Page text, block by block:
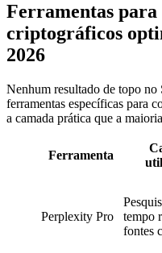
Ferramentas para
criptográficos
2026
Nenhum resultado de topo
ferramentas específicas para
a camada prática que a
Ferramenta
Perplexity Pro
tempo
fontes